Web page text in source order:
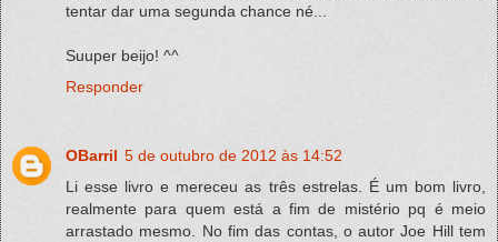
tentar dar uma segunda chance né...
Suuper beijo! ^^
Responder
OBarril 5 de outubro de 2012 às 14:52
Li esse livro e mereceu as três estrelas. É um bom livro,
realmente para quem está a fim de mistério pq é meio
arrastado mesmo. No fim das contas, o autor Joe Hill tem